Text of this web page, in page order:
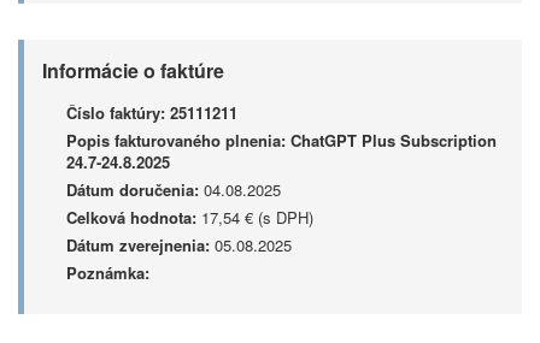
Informácie o faktúre
Číslo faktúry: 25111211
Popis fakturovaného plnenia: ChatGPT Plus Subscription
24.7-24.8.2025
Dátum doručenia: 04.08.2025
Celková hodnota: 17,54 € (s DPH)
Dátum zverejnenia: 05.08.2025
Poznámka: